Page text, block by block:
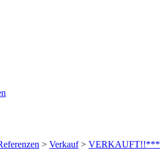
> Verkauf>